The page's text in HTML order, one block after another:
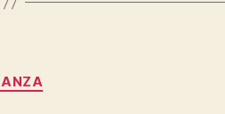
Categorie